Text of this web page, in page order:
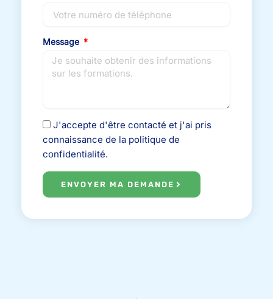
Message
J'accepte d'être contacté et j'ai pris
connaissance de la politique de
confidentialité.
ENVOYER MA DEMANDE